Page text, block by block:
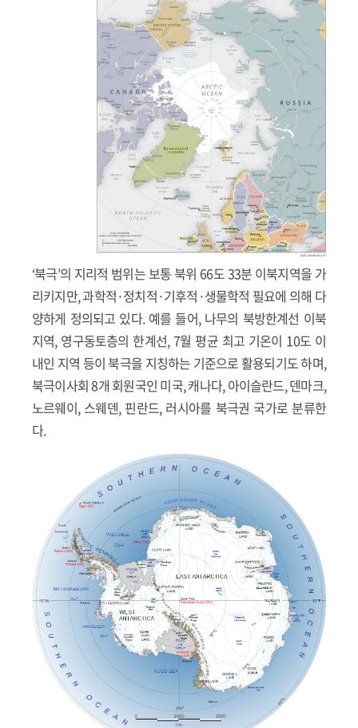
‘북극’의 지리적 범위는 보통 북위 66도 33분 이북지역을 가
리키지만, 과학적·정치적·기후적·생물학적 필요에 의해 다
양하게 정의되고 있다. 예를 들어, 나무의 북방한계선 이북
지역, 영구동토층의 한계선, 7월 평균 최고 기온이 10도 이
내인 지역 등이 북극을 지칭하는 기준으로 활용되기도 하며,
북극이사회 8개 회원국인 미국, 캐나다, 아이슬란드, 덴마크,
노르웨이, 스웨덴, 핀란드, 러시아를 북극권 국가로 분류한
다.